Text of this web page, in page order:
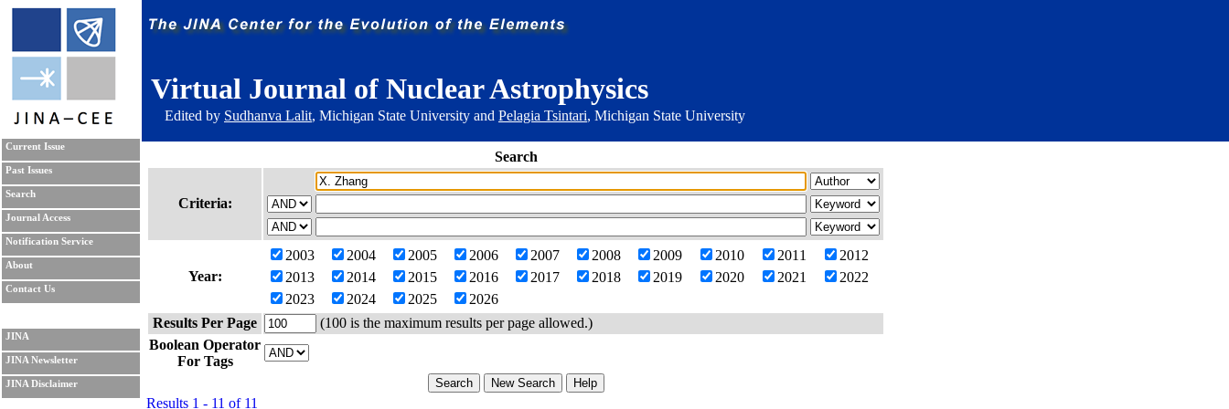
Virtual Journal of Nuclear Astrophysics
Edited by Sudhanva Lalit, Michigan State University and Pelagia Tsintari, Michigan State University
Current Issue
Past Issues
Search
Journal Access
Notification Service
About
Contact Us
JINA
JINA Newsletter
JINA Disclaimer
Search
Criteria:
Year:
2003 2004 2005 2006 2007 2008 2009 2010 2011
2012
2013
2014 2015 2016 2017 2018 2019 2020 2021
2022
2023
2024 2025
2026
Results Per Page
(100 is the maximum results per page allowed.)
Boolean Operator
For Tags
Results 1 - 11 of 11